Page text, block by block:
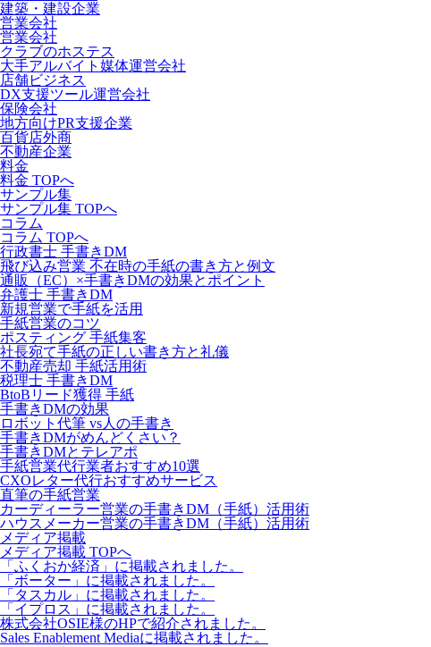
建築・建設企業
営業会社
営業会社
クラブのホステス
大手アルバイト媒体運営会社
店舗ビジネス
DX支援ツール運営会社
保険会社
地方向けPR支援企業
百貨店外商
不動産企業
料金
料金 TOPへ
サンプル集
サンプル集 TOPへ
コラム
コラム TOPへ
行政書士 手書きDM
飛び込み営業 不在時の手紙の書き方と例文
通販（EC）×手書きDMの効果とポイント
弁護士 手書きDM
新規営業で手紙を活用
手紙営業のコツ
ポスティング 手紙集客
社長宛て手紙の正しい書き方と礼儀
不動産売却 手紙活用術
税理士 手書きDM
BtoBリード獲得 手紙
手書きDMの効果
ロボット代筆 vs人の手書き
手書きDMがめんどくさい？
手書きDMとテレアポ
手紙営業代行業者おすすめ10選
CXOレター代行おすすめサービス
直筆の手紙営業
カーディーラー営業の手書きDM（手紙）活用術
ハウスメーカー営業の手書きDM（手紙）活用術
メディア掲載
メディア掲載 TOPへ
「ふくおか経済」に掲載されました。
「ボーター」に掲載されました。
「タスカル」に掲載されました。
「イプロス」に掲載されました。
株式会社OSIE様のHPで紹介されました。
Sales Enablement Mediaに掲載されました。